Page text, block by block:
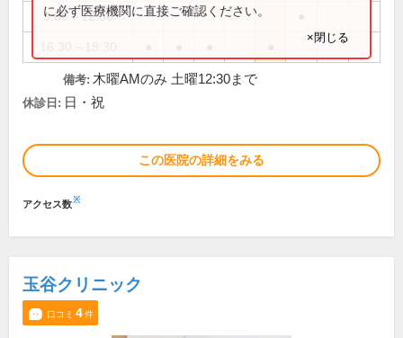
9:00～12:30
に必ず医療機関に直接ご確認ください。
×閉じる
備考: 木曜AMのみ 土曜12:30まで
休診日: 日・祝
この医院の詳細をみる
アクセス数※
玉谷クリニック
口コミ 4件